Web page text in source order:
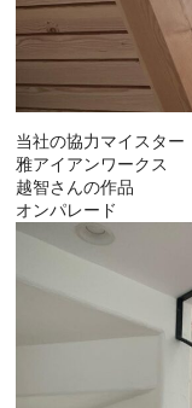
当社の協力マイスター
雅アイアンワークス
越智さんの作品
オンパレード